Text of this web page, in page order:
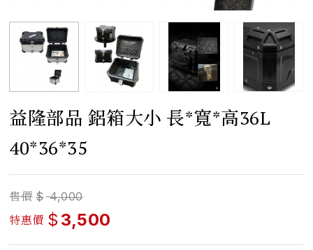
益隆部品 鋁箱大小 長*寬*高36L
40*36*35
售價 $ 4,000
特惠價 $ 3,500